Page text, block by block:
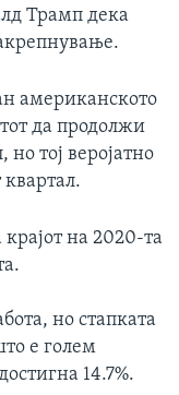
Трамп дека
американското
да продолжи
но тој веројатно
на 2020-та
но стапката
е голем
14.7%.